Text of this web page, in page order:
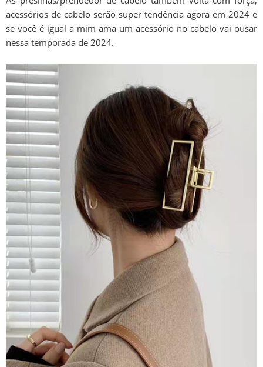
acessórios de cabelo serão super tendência agora em 2024 e
se você é igual a mim ama um acessório no cabelo vai ousar
nessa temporada de 2024.